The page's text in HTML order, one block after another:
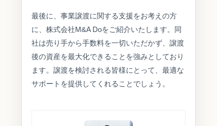
最後に、事業譲渡に関する支援をお考えの方
に、株式会社M&A Doをご紹介いたします。同
社は売り手から手数料を一切いただかず、譲渡
後の資産を最大化できることを強みとしており
ます。譲渡を検討される皆様にとって、最適な
サポートを提供してくれることでしょう。